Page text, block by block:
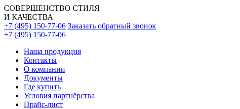
СОВЕРШЕНСТВО СТИЛЯ
И КАЧЕСТВА
+7 (495) 150-77-06 Заказать обратный звонок
+7 (495) 150-77-06
Наша продукция
Контакты
О компании
Документы
Где купить
Условия партнёрства
Прайс-лист